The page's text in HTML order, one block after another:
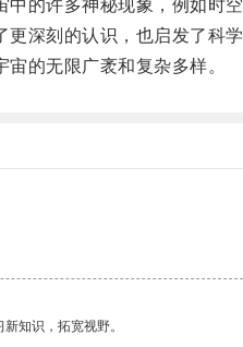
许多神秘现象，例如时空
刻的认识，也启发了科学
的无限广袤和复杂多样。
知识，拓宽视野。